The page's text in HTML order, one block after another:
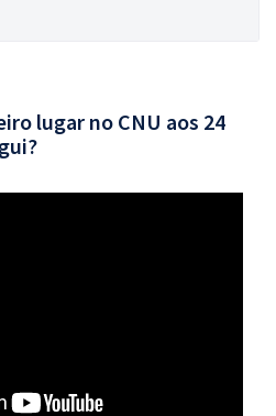
lugar no CNU aos 24